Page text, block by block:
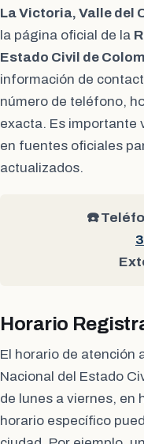
La Victoria, Valle del
la página oficial de la
Estado Civil de
información de
número de teléfono,
exacta. Es importante
en fuentes oficiales
actualizados.
☎️
Horario
El horario de atención
Nacional del Estado
de lunes a viernes, en
horario específico